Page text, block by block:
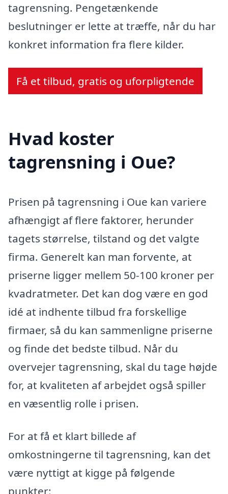
tagrensning. Pengetænkende
beslutninger er lette at træffe, når du har
konkret information fra flere kilder.
Få et tilbud, gratis og uforpligtende
Hvad koster
tagrensning i Oue?
Prisen på tagrensning i Oue kan variere
afhængigt af flere faktorer, herunder
tagets størrelse, tilstand og det valgte
firma. Generelt kan man forvente, at
priserne ligger mellem 50-100 kroner per
kvadratmeter. Det kan dog være en god
idé at indhente tilbud fra forskellige
firmaer, så du kan sammenligne priserne
og finde det bedste tilbud. Når du
overvejer tagrensning, skal du tage højde
for, at kvaliteten af arbejdet også spiller
en væsentlig rolle i prisen.
For at få et klart billede af
omkostningerne til tagrensning, kan det
være nyttigt at kigge på følgende
punkter: